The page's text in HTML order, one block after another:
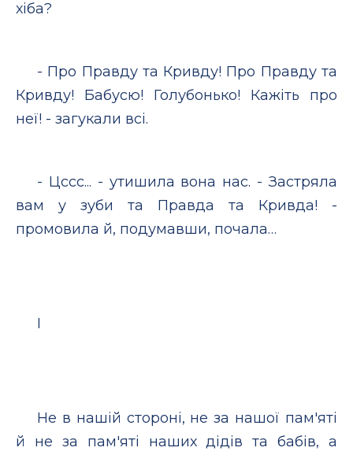
хіба?
- Про Правду та Кривду! Про Правду та
Кривду! Бабусю! Голубонько! Кажіть про
неї! - загукали всі.
- Цссс... - утишила вона нас. - Застряла
вам у зуби та Правда та Кривда! -
промовила й, подумавши, почала…
І
Не в нашій стороні, не за нашої пам'яті
й не за пам'яті наших дідів та бабів, а